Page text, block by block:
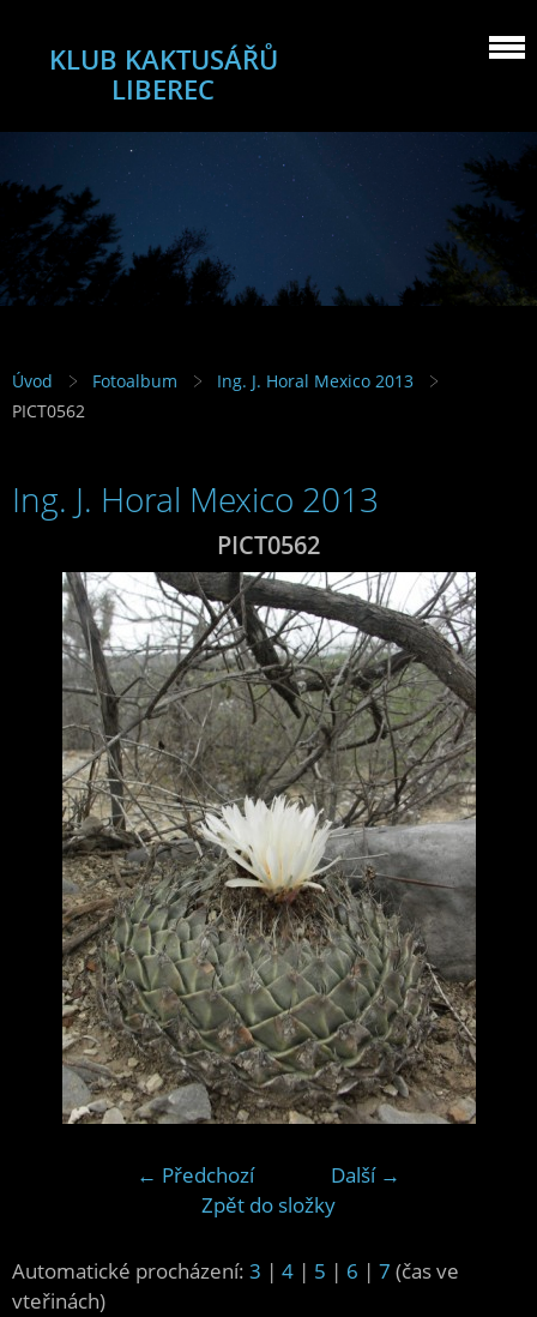
KLUB KAKTUSÁŘŮ
LIBEREC
Úvod Fotoalbum
Ing. J. Horal Mexico 2013
PICT0562
Ing. J. Horal Mexico 2013
PICT0562
← Předchozí
Další →
Zpět do složky
Automatické procházení: 3 | 4 | 5 | 6 | 7 (čas ve
vteřinách)